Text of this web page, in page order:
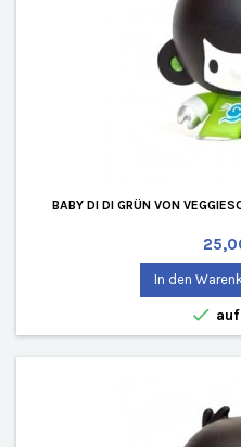
BABY DI DI GRÜN VON
Preis
In den
